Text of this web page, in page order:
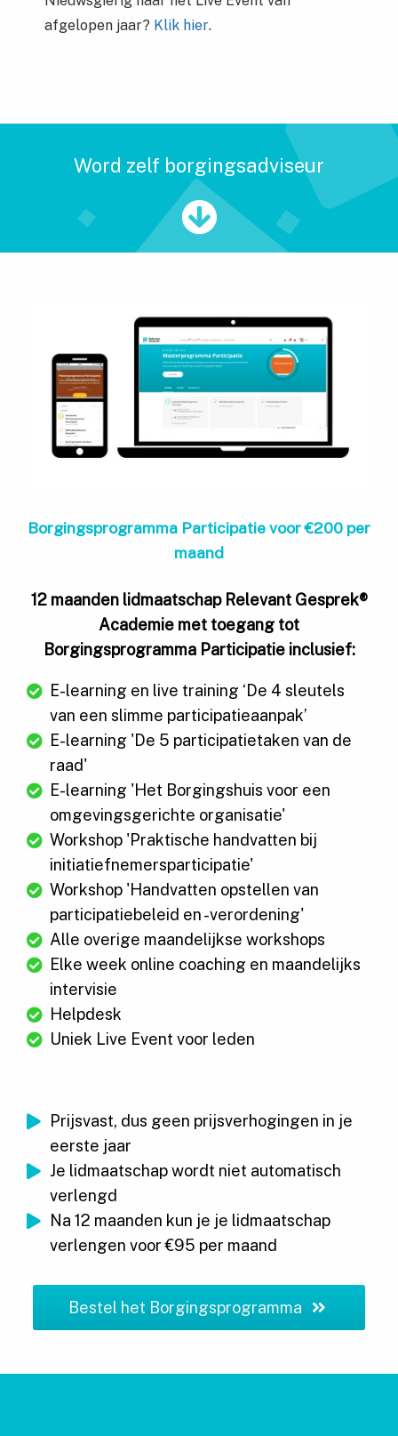
afgelopen jaar? Klik hier.
Word zelf borgingsadviseur
Borgingsprogramma Participatie voor €200 per
maand
12 maanden lidmaatschap Relevant Gesprek®
Academie met toegang tot
Borgingsprogramma Participatie inclusief:
E-learning en live training ‘De 4 sleutels
van een slimme participatieaanpak’
E-learning 'De 5 participatietaken van de
raad'
E-learning 'Het Borgingshuis voor een
omgevingsgerichte organisatie'
Workshop 'Praktische handvatten bij
initiatiefnemersparticipatie'
Workshop 'Handvatten opstellen van
participatiebeleid en -verordening'
Alle overige maandelijkse workshops
Elke week online coaching en maandelijks
intervisie
Helpdesk
Uniek Live Event voor leden
Prijsvast, dus geen prijsverhogingen in je
eerste jaar
Je lidmaatschap wordt niet automatisch
verlengd
Na 12 maanden kun je je lidmaatschap
verlengen voor €95 per maand
Bestel het Borgingsprogramma